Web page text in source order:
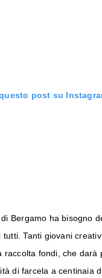
post su
di Bergamo ha bisogno
tutti. Tanti giovani
raccolta fondi, che darà
di farcela a centinaia